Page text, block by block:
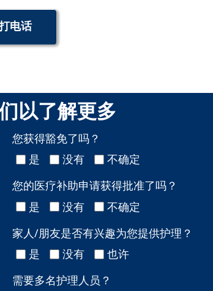
电话
以了解更多
您获得豁免了吗？
是
没有
不确定
您的医疗补助申请获得批准了吗？
是
没有
不确定
家人/朋友是否有兴趣为您提供护理？
是
没有
也许
需要多名护理人员？